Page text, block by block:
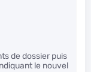
de dossier puis
le nouvel